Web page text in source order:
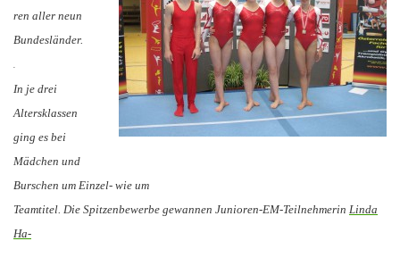
ren aller neun
Bundesländer.
.
In je drei
Altersklassen
ging es bei
Mädchen und
Burschen um Einzel- wie um
Teamtitel. Die Spitzenbewerbe gewannen Junioren-EM-Teilnehmerin Linda
Ha-